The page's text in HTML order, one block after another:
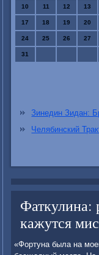
10 11 12 13
17 18 19 20
24 25 26 27
31
Зинедин Зидан:
Челябинский
Фаткулина:
кажутся
«Фортуна была на